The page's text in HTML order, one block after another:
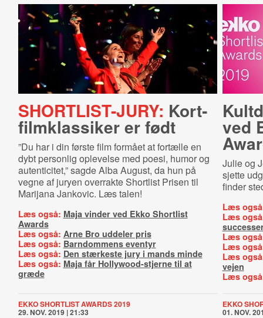
SHORTLIST-JURY: Kort­
film­klas­si­ker er født
”Du har i din første film formået at fortælle en
dybt personlig oplevelse med poesi, humor og
autenticitet,” sagde Alba August, da hun på
vegne af juryen overrakte Shortlist Prisen til
Marijana Jankovic. Læs talen!
Læs også: Maja vinder ved Ekko Shortlist
Awards
Læs også: Arne Bro uddeler pris
Læs også: Barndommens eventyr
Læs også: Den stærkeste jury i mands minde
Læs også: Maja får Hollywood-stjerne til at
græde
ved
Julie og
sjette
finder
Læs
Læs
Læs
Læs
Læs
vejen
Læs
EKKO SHORTLIST AWARDS 2019
29. NOV. 2019 | 21:33
EKKO
01. NOV.